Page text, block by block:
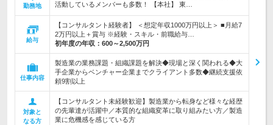
勤務地
活動しているメンバーも多数！ 【本社】 東…
給与
【コンサルタント経験者】 ＜想定年収1000万円以上＞ ■月給7
2万円以上＋賞与 ※経験・スキル・前職給与…
初年度の年収： 600～2,500万円
仕事内容
製造業の業務課題・組織課題を解決◆現場と深く関われる◆大
手企業からベンチャー企業までクライアント多数◆継続支援依
頼9割以上
対象と
なる方
【コンサルタント未経験歓迎】製造業から転身など様々な経歴
の先輩達が活躍中／本質的な組織変革に取り組みたい方／製造
業に危機感を感じている方